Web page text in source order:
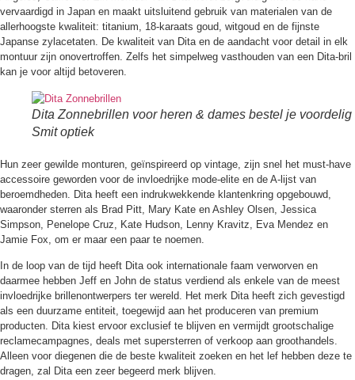
vervaardigd in Japan en maakt uitsluitend gebruik van materialen van de
allerhoogste kwaliteit: titanium, 18-karaats goud, witgoud en de fijnste
Japanse zylacetaten. De kwaliteit van Dita en de aandacht voor detail in elk
montuur zijn onovertroffen. Zelfs het simpelweg vasthouden van een Dita-bril
kan je voor altijd betoveren.
Dita Zonnebrillen voor heren & dames bestel je voordelig
Smit optiek
Hun zeer gewilde monturen, geïnspireerd op vintage, zijn snel het must-have
accessoire geworden voor de invloedrijke mode-elite en de A-lijst van
beroemdheden. Dita heeft een indrukwekkende klantenkring opgebouwd,
waaronder sterren als Brad Pitt, Mary Kate en Ashley Olsen, Jessica
Simpson, Penelope Cruz, Kate Hudson, Lenny Kravitz, Eva Mendez en
Jamie Fox, om er maar een paar te noemen.
In de loop van de tijd heeft Dita ook internationale faam verworven en
daarmee hebben Jeff en John de status verdiend als enkele van de meest
invloedrijke brillenontwerpers ter wereld. Het merk Dita heeft zich gevestigd
als een duurzame entiteit, toegewijd aan het produceren van premium
producten. Dita kiest ervoor exclusief te blijven en vermijdt grootschalige
reclamecampagnes, deals met supersterren of verkoop aan groothandels.
Alleen voor diegenen die de beste kwaliteit zoeken en het lef hebben deze te
dragen, zal Dita een zeer begeerd merk blijven.